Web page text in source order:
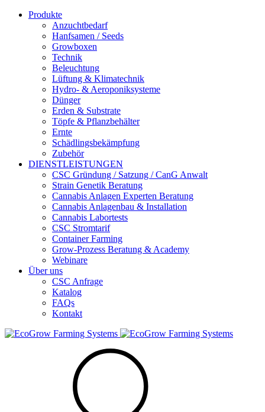
Produkte
Anzuchtbedarf
Hanfsamen / Seeds
Growboxen
Technik
Beleuchtung
Lüftung & Klimatechnik
Hydro- & Aeroponiksysteme
Dünger
Erden & Substrate
Töpfe & Pflanzbehälter
Ernte
Schädlingsbekämpfung
Zubehör
DIENSTLEISTUNGEN
CSC Gründung / Satzung / CanG Anwalt
Strain Genetik Beratung
Cannabis Anlagen Experten Beratung
Cannabis Anlagenbau & Installation
Cannabis Labortests
CSC Stromtarif
Container Farming
Grow-Prozess Beratung & Academy
Webinare
Über uns
CSC Anfrage
Katalog
FAQs
Kontakt